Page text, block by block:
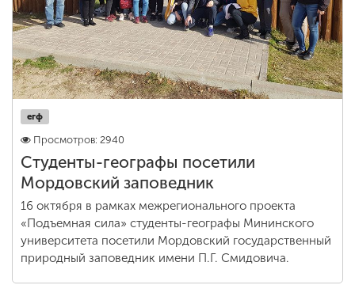
егф
Просмотров: 2940
Студенты-географы посетили
Мордовский заповедник
16 октября в рамках межрегионального проекта
«Подъемная сила» студенты-географы Мининского
университета посетили Мордовский государственный
природный заповедник имени П.Г. Смидовича.